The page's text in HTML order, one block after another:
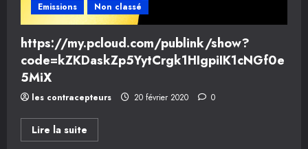
Emissions Non classé
https://my.pcloud.com/publink/show?
code=kZKDaskZp5YytCrgk1HIgpiIK1cNGf0e
5MiX
les contracepteurs 20 février 2020 0
Lire la suite
savoir